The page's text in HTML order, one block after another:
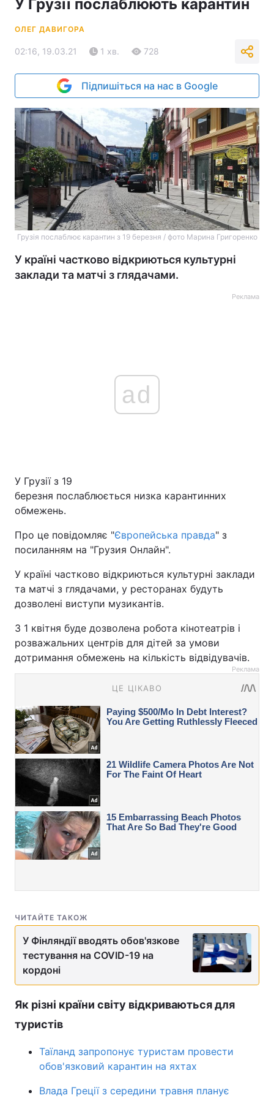
У Грузії послаблюють карантин
ОЛЕГ ДАВИГОРА
02:16, 19.03.21 1 хв. 728
Підпишіться на нас в Google
Грузія послаблює карантин з 19 березня / фото Марина Григоренко
У країні частково відкриються культурні
заклади та матчі з глядачами.
Реклама
ad
У Грузії з 19
березня послаблюється низка карантинних
обмежень.
Про це повідомляє "Європейська правда" з
посиланням на "Грузия Онлайн".
У країні частково відкриються культурні заклади
та матчі з глядачами, у ресторанах будуть
дозволені виступи музикантів.
З 1 квітня буде дозволена робота кінотеатрів і
розважальних центрів для дітей за умови
дотримання обмежень на кількість відвідувачів.
Реклама
ЧИТАЙТЕ ТАКОЖ
У Фінляндії вводять обов'язкове
тестування на COVID-19 на
кордоні
Як різні країни світу відкриваються для
туристів
Таїланд запропонує туристам провести
обов'язковий карантин на яхтах
Влада Греції з середини травня планує